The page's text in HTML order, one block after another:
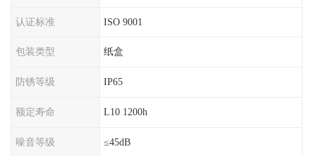
认证标准 ISO 9001
包装类型 纸盒
防锈等级 IP65
额定寿命 L10 1200h
噪音等级 ≤45dB